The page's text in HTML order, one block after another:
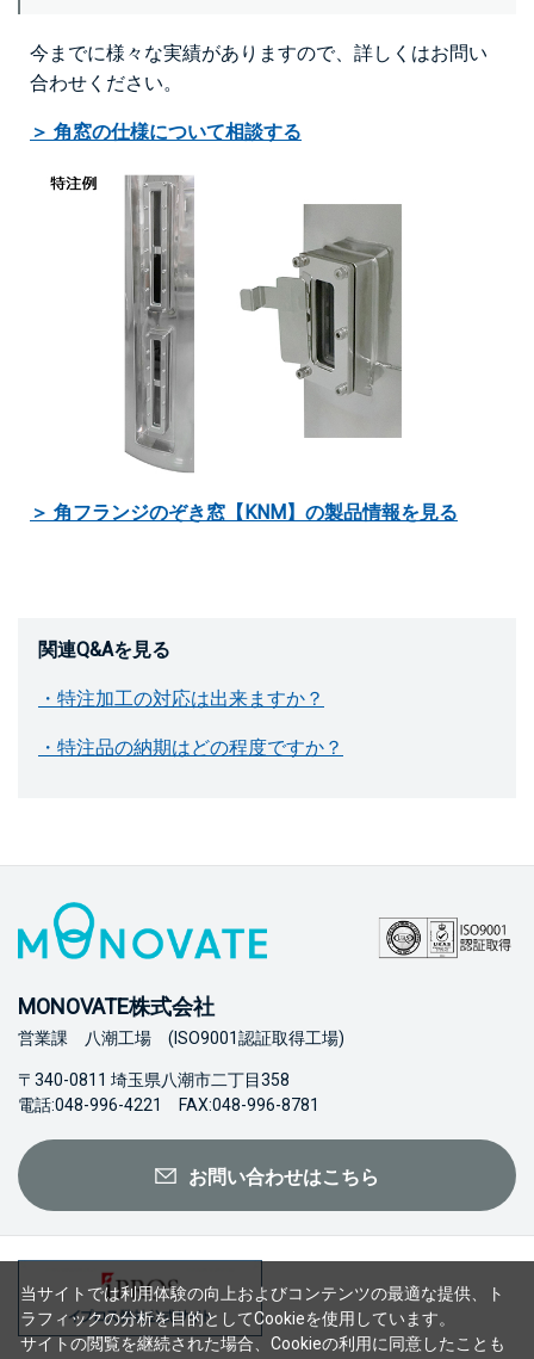
今までに様々な実績がありますので、詳しくはお問い
合わせください。
＞ 角窓の仕様について相談する
＞ 角フランジのぞき窓【KNM】の製品情報を見る
関連Q&Aを見る
・特注加工の対応は出来ますか？
・特注品の納期はどの程度ですか？
MONOVATE株式会社
営業課 八潮工場 (ISO9001認証取得工場)
〒340-0811 埼玉県八潮市二丁目358
電話:048-996-4221 FAX:048-996-8781
お問い合わせはこちら
当サイトでは利用体験の向上およびコンテンツの最適な提供、ト
ラフィックの分析を目的としてCookieを使用しています。
サイトの閲覧を継続された場合、Cookieの利用に同意したことも